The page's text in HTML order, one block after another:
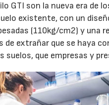
GTI son la nueva era de
existente, con un
(110kg/cm2) y una
de extrañar que se haya
suelos, que empresas y